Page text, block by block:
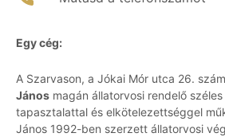
Egy cég:
A Szarvason, a Jókai Mór utca 26.
János magán állatorvosi rendelő
tapasztalattal és elkötelezettséggel
János 1992-ben szerzett állatorvosi